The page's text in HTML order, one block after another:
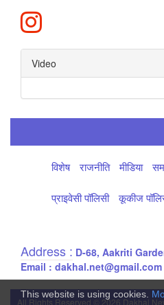
Video
विशेष राजनीति मीडिया
प्राइवेसी पॉलिसी कूकीज
Address : D-68, Aakriti
Email : dakhal.net@gmail.com
This website is using cookies.
All Rights Reserved © 2026 Dakhal